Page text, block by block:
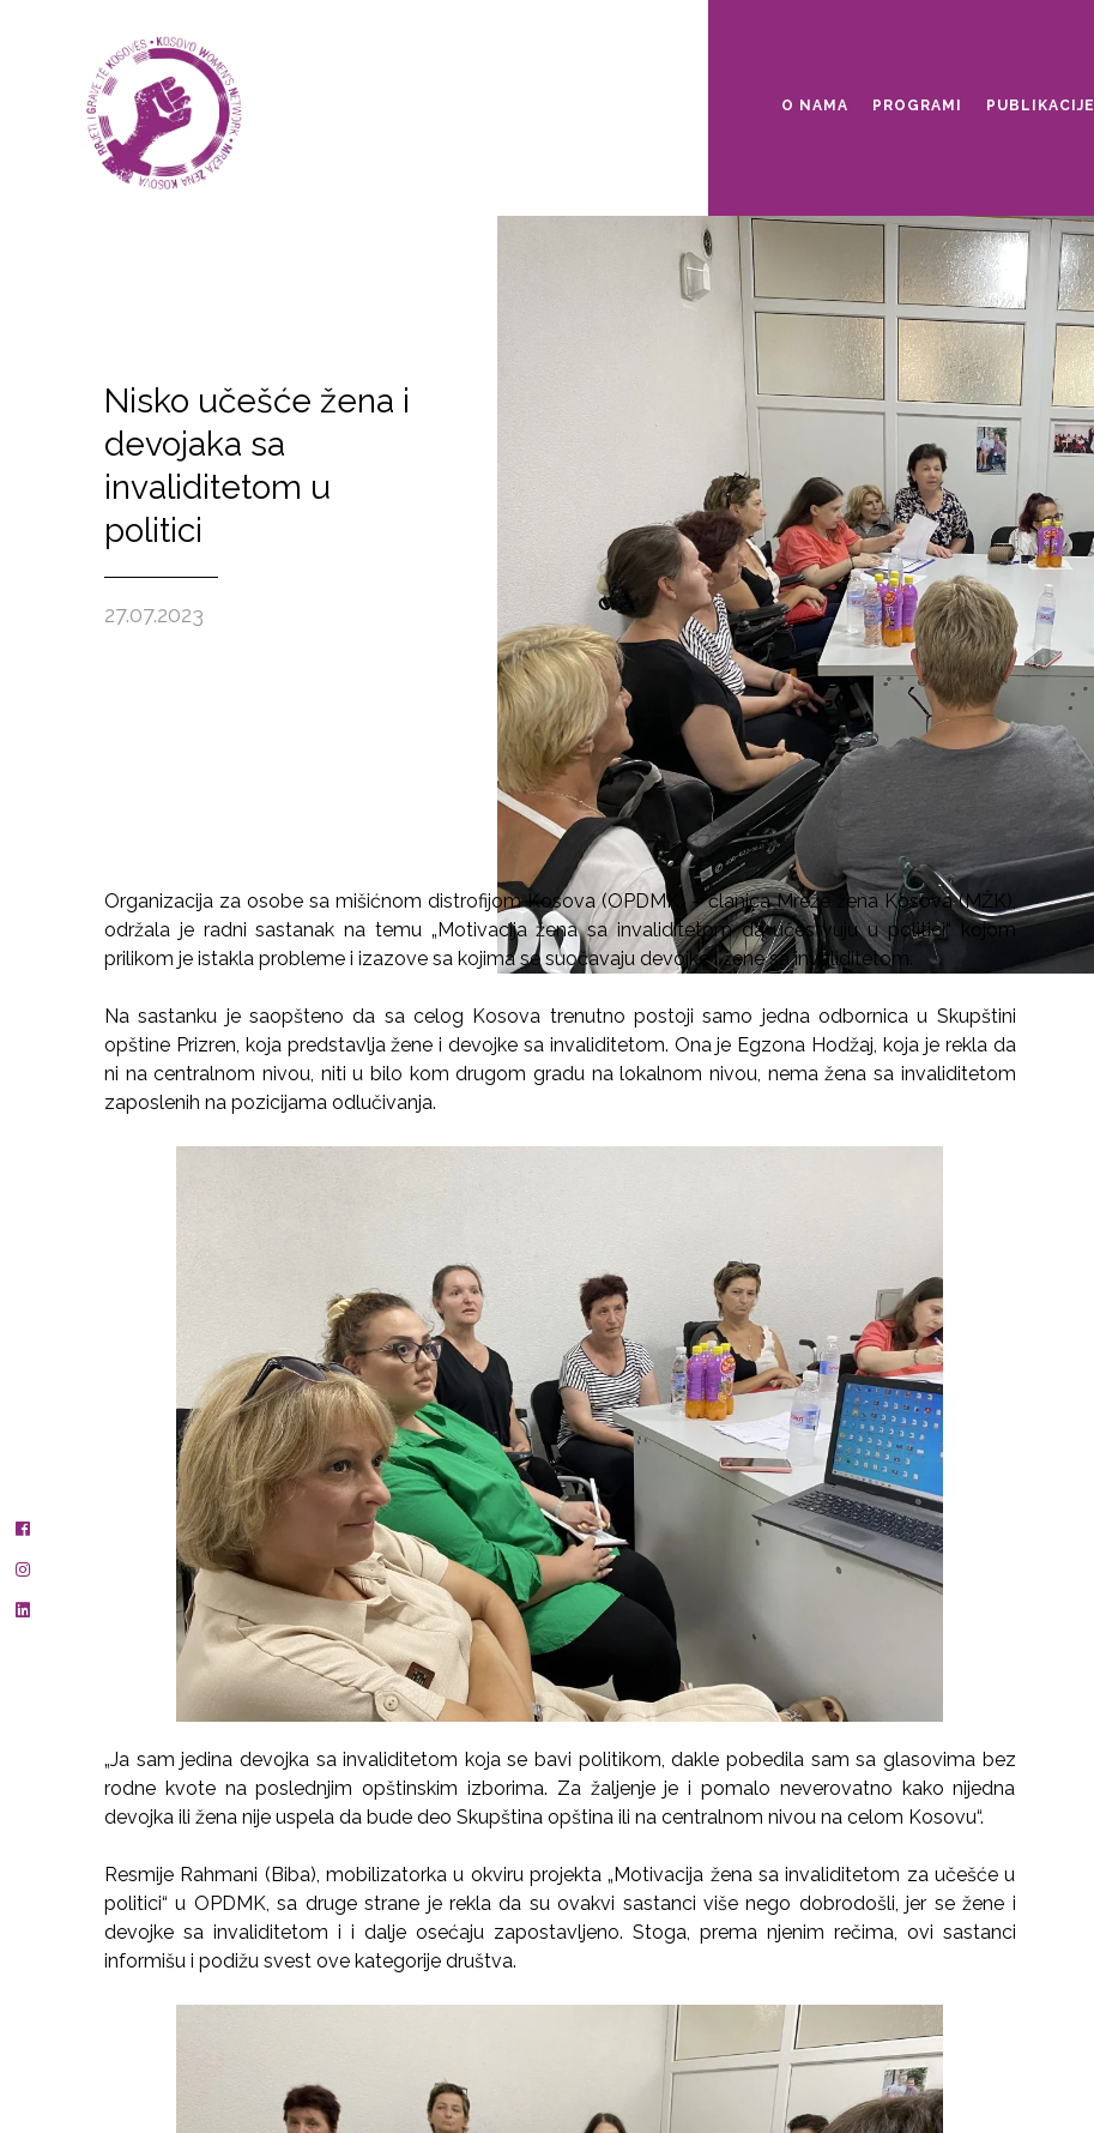
O NAMA PROGRAMI PUBLIKACIJE
Nisko učešće žena i
devojaka sa
invaliditetom u
politici
27.07.2023
Organizacija za osobe sa mišićnom distrofijom Kosova (OPDMK) – članica Mreže žena Kosova (MŽK),
održala je radni sastanak na temu „Motivacija žena sa invaliditetom da učestvuju u politici“ kojom
prilikom je istakla probleme i izazove sa kojima se suočavaju devojke i žene sa invaliditetom.
Na sastanku je saopšteno da sa celog Kosova trenutno postoji samo jedna odbornica u Skupštini
opštine Prizren, koja predstavlja žene i devojke sa invaliditetom. Ona je Egzona Hodžaj, koja je rekla da
ni na centralnom nivou, niti u bilo kom drugom gradu na lokalnom nivou, nema žena sa invaliditetom
zaposlenih na pozicijama odlučivanja.
„Ja sam jedina devojka sa invaliditetom koja se bavi politikom, dakle pobedila sam sa glasovima bez
rodne kvote na poslednjim opštinskim izborima. Za žaljenje je i pomalo neverovatno kako nijedna
devojka ili žena nije uspela da bude deo Skupština opština ili na centralnom nivou na celom Kosovu“.
Resmije Rahmani (Biba), mobilizatorka u okviru projekta „Motivacija žena sa invaliditetom za učešće u
politici“ u OPDMK, sa druge strane je rekla da su ovakvi sastanci više nego dobrodošli, jer se žene i
devojke sa invaliditetom i i dalje osećaju zapostavljeno. Stoga, prema njenim rečima, ovi sastanci
informišu i podižu svest ove kategorije društva.